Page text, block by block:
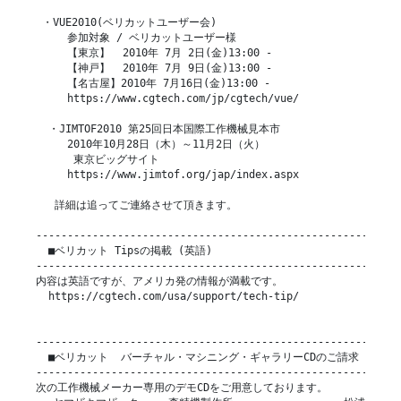
・VUE2010(ベリカットユーザー会)
     参加対象 / ベリカットユーザー様
     【東京】  2010年 7月 2日(金)13:00 -
     【神戸】  2010年 7月 9日(金)13:00 -
     【名古屋】2010年 7月16日(金)13:00 -
     https://www.cgtech.com/jp/cgtech/vue/
  ・JIMTOF2010 第25回日本国際工作機械見本市
     2010年10月28日（木）～11月2日（火）
      東京ビッグサイト
     https://www.jimtof.org/jap/index.aspx
   詳細は追ってご連絡させて頂きます。
  ■ベリカット Tipsの掲載 (英語)
内容は英語ですが、アメリカ発の情報が満載です。
  https://cgtech.com/usa/support/tech-tip/
  ■ベリカット  バーチャル・マシニング・ギャラリーCDのご請求
次の工作機械メーカー専用のデモCDをご用意しております。